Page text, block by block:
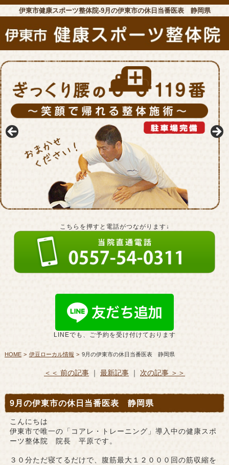
伊東市健康スポーツ整体院-9月の伊東市の休日当番医表 静岡県
こちらを押すと電話がつながります↓
LINEでも、ご予約を受け付けております
HOME 伊豆ローカル情報 9月の伊東市の休日当番医表 静岡県
＜＜ 前の記事｜ 最新記事｜ 次の記事 ＞＞
9月の伊東市の休日当番医表 静岡県
こんにちは
伊東市で唯一の「コアレ・トレーニング」導入中の健康スポ
ーツ整体院 院長 平原です。
３０分ただ寝てるだけで、腹筋最大１２０００回の筋収縮を